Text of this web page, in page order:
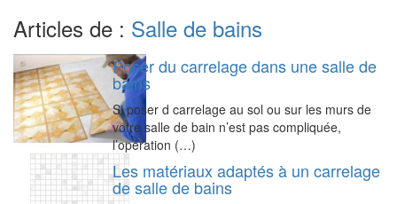
Articles de : Salle de bains
Poser du carrelage dans une salle de
bains
Si poser d carrelage au sol ou sur les murs de
votre salle de bain n’est pas compliquée,
l’opération (…)
Les matériaux adaptés à un carrelage
de salle de bains